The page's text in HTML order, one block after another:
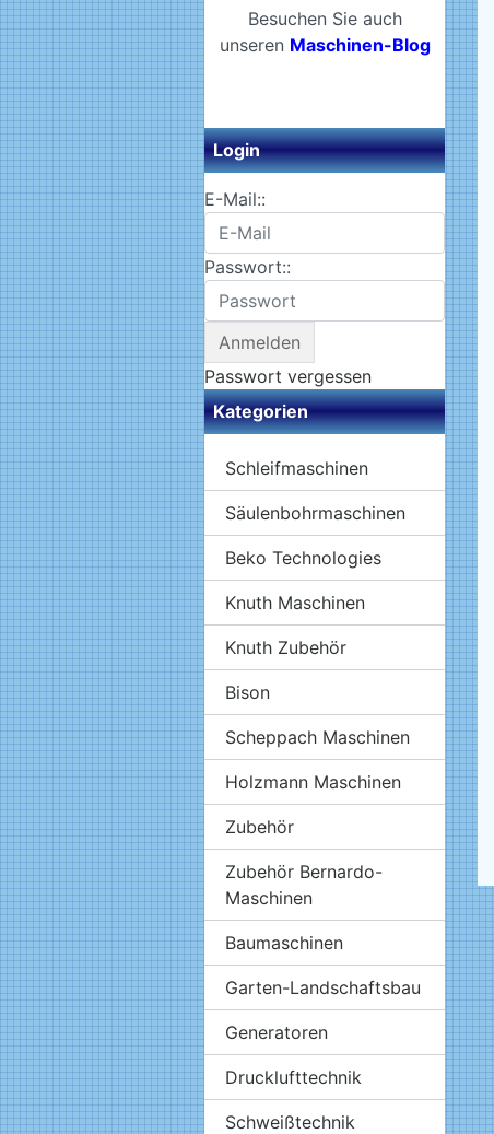
Besuchen Sie auch
unseren Maschinen-Blog
Login
E-Mail::
Passwort::
Passwort vergessen
Kategorien
Schleifmaschinen
Säulenbohrmaschinen
Beko Technologies
Knuth Maschinen
Knuth Zubehör
Bison
Scheppach Maschinen
Holzmann Maschinen
Zubehör
Zubehör Bernardo-
Maschinen
Baumaschinen
Garten-Landschaftsbau
Generatoren
Drucklufttechnik
Schweißtechnik